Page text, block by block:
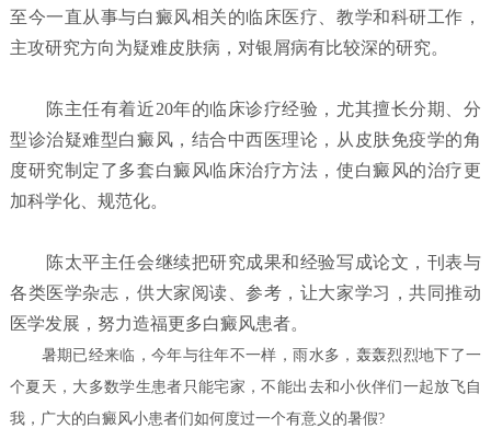
至今一直从事与白癜风相关的临床医疗、教学和科研工作，
主攻研究方向为疑难皮肤病，对银屑病有比较深的研究。
陈主任有着近20年的临床诊疗经验，尤其擅长分期、分
型诊治疑难型白癜风，结合中西医理论，从皮肤免疫学的角
度研究制定了多套白癜风临床治疗方法，使白癜风的治疗更
加科学化、规范化。
陈太平主任会继续把研究成果和经验写成论文，刊表与
各类医学杂志，供大家阅读、参考，让大家学习，共同推动
医学发展，努力造福更多白癜风患者。
暑期已经来临，今年与往年不一样，雨水多，轰轰烈烈地下了一
个夏天，大多数学生患者只能宅家，不能出去和小伙伴们一起放飞自
我，广大的白癜风小患者们如何度过一个有意义的暑假?